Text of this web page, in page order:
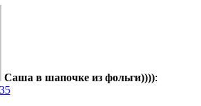
Саша в шапочке из фольги)))):